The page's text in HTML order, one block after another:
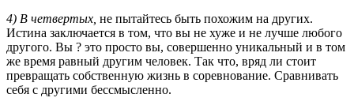
4) В четвертых, не пытайтесь быть похожим на других.
Истина заключается в том, что вы не хуже и не лучше любого
другого. Вы ? это просто вы, совершенно уникальный и в том
же время равный другим человек. Так что, вряд ли стоит
превращать собственную жизнь в соревнование. Сравнивать
себя с другими бессмысленно.